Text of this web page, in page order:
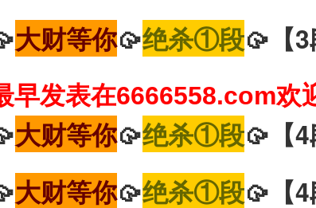
大财等你🥠绝杀①段🥠【
早发表在6666558.com欢
大财等你🥠绝杀①段🥠【
大财等你🥠绝杀①段🥠【